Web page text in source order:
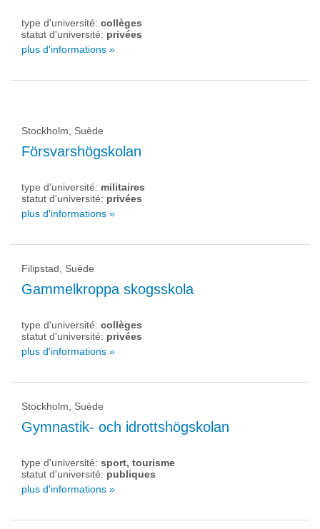
type d'université: collèges
statut d'université: privées
plus d'informations »
Stockholm, Suède
Försvarshögskolan
type d'université: militaires
statut d'université: privées
plus d'informations »
Filipstad, Suède
Gammelkroppa skogsskola
type d'université: collèges
statut d'université: privées
plus d'informations »
Stockholm, Suède
Gymnastik- och idrottshögskolan
type d'université: sport, tourisme
statut d'université: publiques
plus d'informations »